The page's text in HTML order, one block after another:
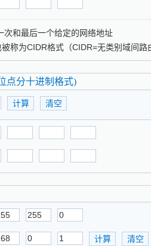
次和最后一个给定的网络地址
称为CIDR格式（CIDR=无类别域间路
点分十进制格式)